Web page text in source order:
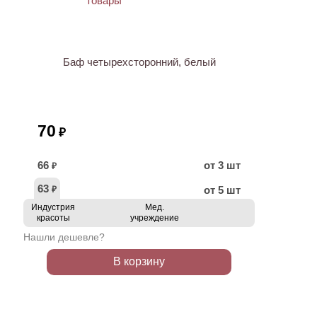
Баф четырехсторонний, белый
70 ₽
66 ₽
от 3 шт
63 ₽ от 5 шт
Индустрия
красоты
Мед.
учреждение
Нашли дешевле?
В корзину